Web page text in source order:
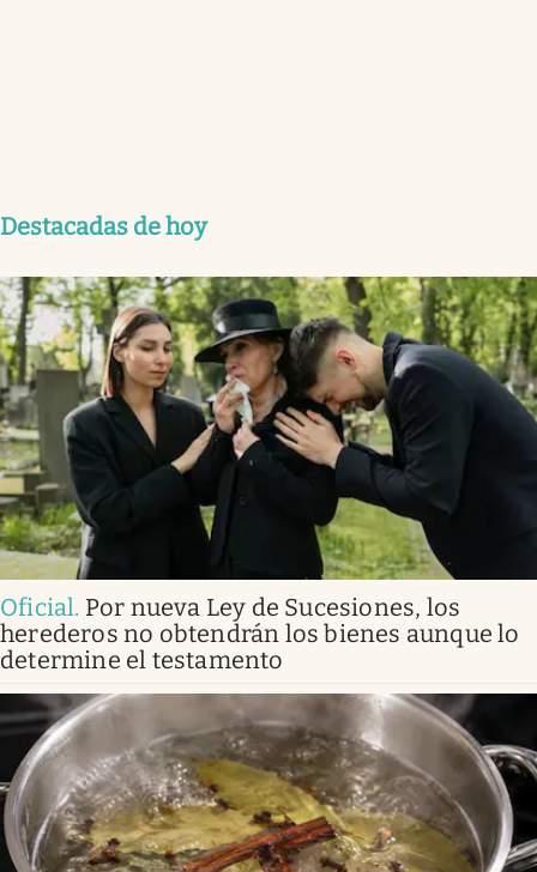
Destacadas de hoy
Oficial. Por nueva Ley de Sucesiones, los
herederos no obtendrán los bienes aunque lo
determine el testamento